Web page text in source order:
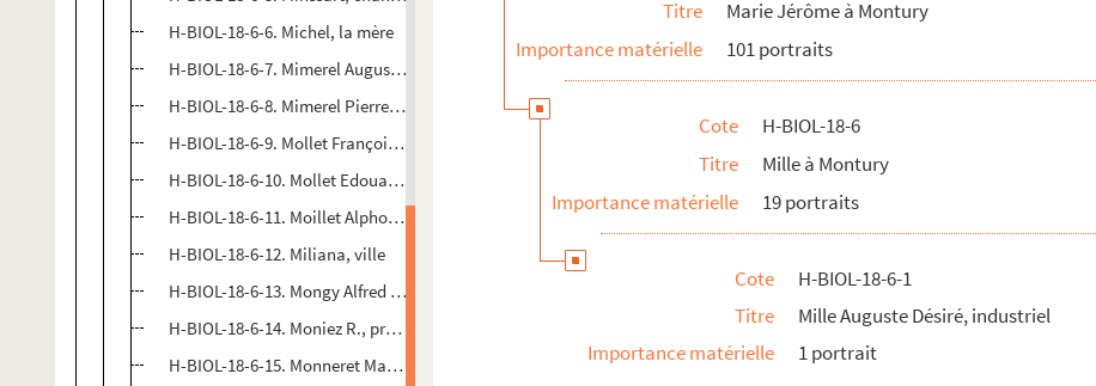
H-BIOL-18-6-6. Michel, la mère
H-BIOL-18-6-7. Mimerel Auguste Antoine Armand, comte
H-BIOL-18-6-8. Mimerel Pierre Auguste
H-BIOL-18-6-9. Mollet François, médecin
H-BIOL-18-6-10. Mollet Edouard, prêtre
H-BIOL-18-6-11. Moillet Alphonse, ethnologue
H-BIOL-18-6-12. Miliana, ville
H-BIOL-18-6-13. Mongy Alfred Louis, ingénieur
H-BIOL-18-6-14. Moniez R., professeur
H-BIOL-18-6-15. Monneret Madame, professeure de piano
Titre
Marie Jérôme à Montury
Importance matérielle
101 portraits
Cote
H-BIOL-18-6
Titre
Mille à Montury
Importance matérielle
19 portraits
Cote
H-BIOL-18-6-1
Titre
Mille Auguste Désiré, industriel
Importance matérielle
1 portrait